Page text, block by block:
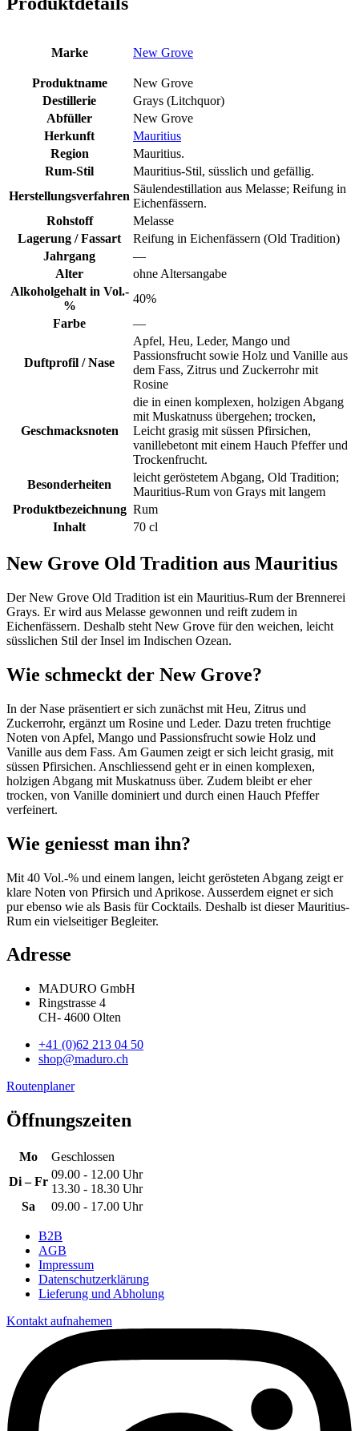
Marke New Grove
Produktname
New Grove
Destillerie
Grays (Litchquor)
Abfüller
New Grove
Herkunft
Mauritius
Region
Mauritius.
Rum-Stil
Mauritius-Stil, süsslich und gefällig.
Herstellungsverfahren
Säulendestillation aus Melasse; Reifung in
Eichenfässern.
Rohstoff
Melasse
Lagerung / Fassart
Reifung in Eichenfässern (Old Tradition)
Jahrgang
—
Alter
ohne Altersangabe
Alkoholgehalt in Vol.-
%
40%
Farbe
—
Duftprofil / Nase
Apfel, Heu, Leder, Mango und
Passionsfrucht sowie Holz und Vanille aus
dem Fass, Zitrus und Zuckerrohr mit
Rosine
Geschmacksnoten
die in einen komplexen, holzigen Abgang
mit Muskatnuss übergehen; trocken,
Leicht grasig mit süssen Pfirsichen,
vanillebetont mit einem Hauch Pfeffer und
Trockenfrucht.
Besonderheiten
leicht geröstetem Abgang, Old Tradition;
Mauritius-Rum von Grays mit langem
Produktbezeichnung Rum
Inhalt
70 cl
New Grove Old Tradition aus Mauritius
Der New Grove Old Tradition ist ein Mauritius-Rum der Brennerei
Grays. Er wird aus Melasse gewonnen und reift zudem in
Eichenfässern. Deshalb steht New Grove für den weichen, leicht
süsslichen Stil der Insel im Indischen Ozean.
Wie schmeckt der New Grove?
In der Nase präsentiert er sich zunächst mit Heu, Zitrus und
Zuckerrohr, ergänzt um Rosine und Leder. Dazu treten fruchtige
Noten von Apfel, Mango und Passionsfrucht sowie Holz und
Vanille aus dem Fass. Am Gaumen zeigt er sich leicht grasig, mit
süssen Pfirsichen. Anschliessend geht er in einen komplexen,
holzigen Abgang mit Muskatnuss über. Zudem bleibt er eher
trocken, von Vanille dominiert und durch einen Hauch Pfeffer
verfeinert.
Wie geniesst man ihn?
Mit 40 Vol.-% und einem langen, leicht gerösteten Abgang zeigt er
klare Noten von Pfirsich und Aprikose. Ausserdem eignet er sich
pur ebenso wie als Basis für Cocktails. Deshalb ist dieser Mauritius-
Rum ein vielseitiger Begleiter.
Adresse
MADURO GmbH
Ringstrasse 4
CH- 4600 Olten
+41 (0)62 213 04 50
shop@maduro.ch
Routenplaner
Öffnungszeiten
Mo
Geschlossen
Di – Fr
09.00 - 12.00 Uhr
13.30 - 18.30 Uhr
Sa
09.00 - 17.00 Uhr
B2B
AGB
Impressum
Datenschutzerklärung
Lieferung und Abholung
Kontakt aufnahemen